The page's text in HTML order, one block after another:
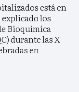
está en
los
Bioquímica
durante las X
en